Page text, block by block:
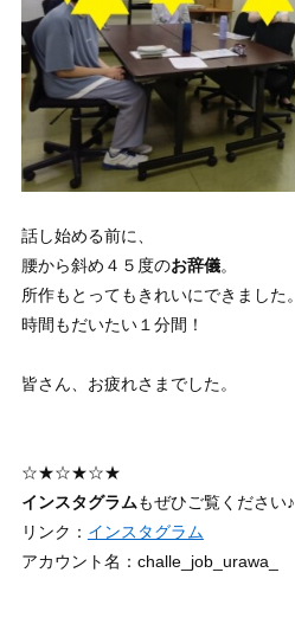
話し始める前に、
腰から斜め４５度のお辞儀。
所作もとってもきれいにできました。
時間もだいたい１分間！
皆さん、お疲れさまでした。
☆★☆★☆★
インスタグラムもぜひご覧ください♪
リンク： インスタグラム
アカウント名：challe_job_urawa_